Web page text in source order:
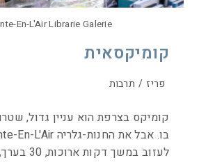
En-L'Air Librarie Galerie
קומיקסאית
פריז / תרבות
קומיקס בצרפת הוא עניין גדול,
לעזוב במשך דקות ארוכות, 30 בערך, נדמה לי. יש…